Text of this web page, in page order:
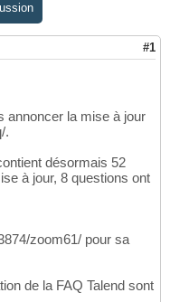
#1
annoncer la mise à jour
.
désormais 52
à jour, 8 questions ont
zoom61/ pour sa
de la FAQ Talend sont